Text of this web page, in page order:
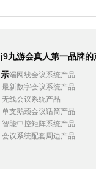
j9九游会真人第一品牌的
示
高端网线会议系统产品
最新数字会议系统产品
无线会议系统产品
单支鹅颈会议话筒产品
智能中控矩阵系统产品
会议系统配套周边产品